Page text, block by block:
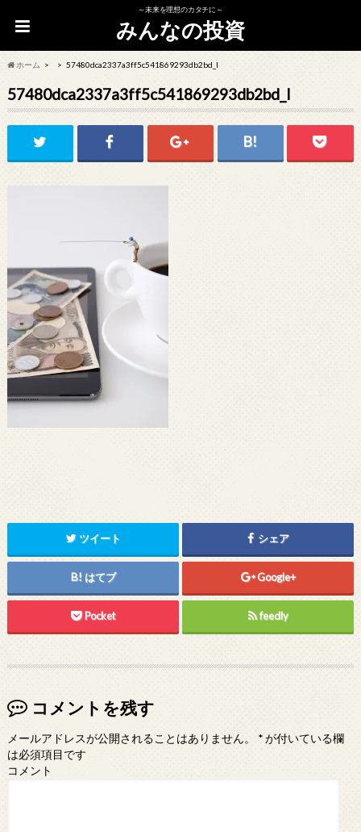
～未来を理想のカタチに～
みんなの投資
ホーム 57480dca2337a3ff5c541869293db2bd_l
57480dca2337a3ff5c541869293db2bd_l
ツイート シェア
はてブ Google+
Pocket feedly
コメントを残す
メールアドレスが公開されることはありません。 *が付いている欄
は必須項目です
コメント